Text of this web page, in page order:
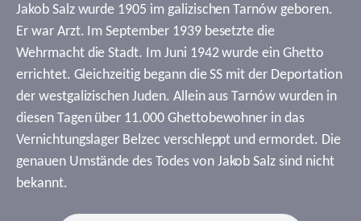
Jakob Salz wurde 1905 im galizischen Tarnów geboren.
Er war Arzt. Im September 1939 besetzte die
Wehrmacht die Stadt. Im Juni 1942 wurde ein Ghetto
errichtet. Gleichzeitig begann die SS mit der Deportation
der westgalizischen Juden. Allein aus Tarnów wurden in
diesen Tagen über 11.000 Ghettobewohner in das
Vernichtungslager Belzec verschleppt und ermordet. Die
genauen Umstände des Todes von Jakob Salz sind nicht
bekannt.